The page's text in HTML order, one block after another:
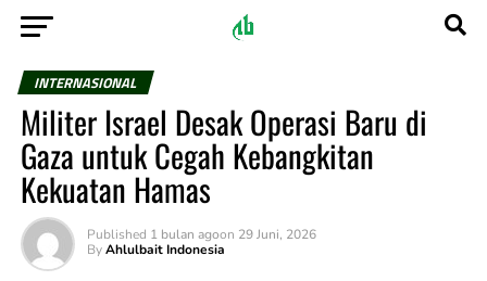
INTERNASIONAL
Militer Israel Desak Operasi Baru di
Gaza untuk Cegah Kebangkitan
Kekuatan Hamas
Published 1 bulan agoon 29 Juni, 2026
By Ahlulbait Indonesia